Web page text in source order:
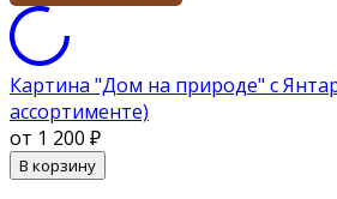
Картина "Дом на природе" с
ассортименте)
от 1 200 ₽
В корзину